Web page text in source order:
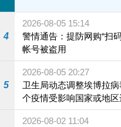
4
2026-08-05 15:14
警情通告：提防网购“扫
帐号被盗用
5
2026-08-05 20:27
卫生局动态调整埃博拉
个疫情受影响国家或地
施
2026-08-02 11:04